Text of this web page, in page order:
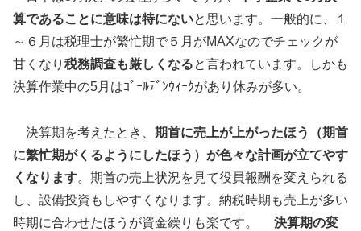
算であることに意味は特にないと思います。一般的に、１
～６月は税理士が繁忙期で５月がMAXなのでチェックが
甘くなり 税務調査も厳しくなると言われています。しかも
決算作業中の5月はｺﾞｰﾙﾃﾞﾝｳｨｰｸがあり休みが多い。
決算期を考えたとき、 期首に売上が上がったほう（期首
に繁忙期がくるようにしたほう）が色々な計画が立てやす
くなります。期首の売上状況を見て役員報酬を変えられる
し、設備投資もしやすくなります。納税時期も売上が多い
時期に合わせたほうが資金繰りも楽です。 決算期の変